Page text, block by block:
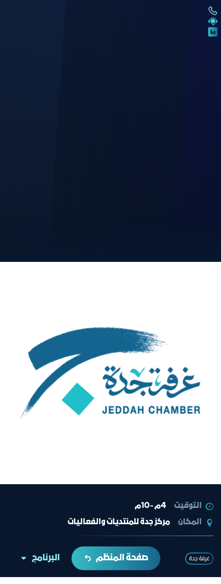
التوقيت
4م -10م
المكان
مركز جدة للمنتديات والفعاليات
غرفة جدة صفحة المنظم البرنامج